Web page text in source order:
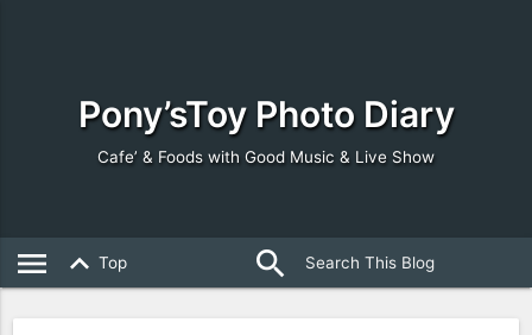
Pony’sToy Photo Diary
Cafe’ & Foods with Good Music & Live Show
menu keyboard_arrow_up Top search